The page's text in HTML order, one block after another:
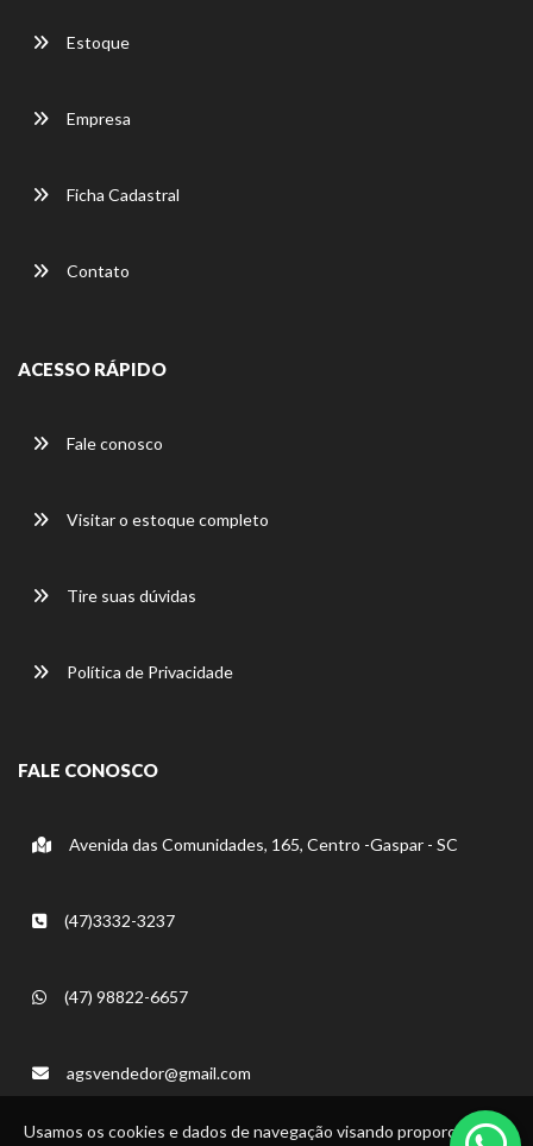
Usamos os cookies e dados de navegação visando proporcionar
Estoque
Empresa
Ficha Cadastral
Contato
ACESSO RÁPIDO
Fale conosco
Visitar o estoque completo
Tire suas dúvidas
Política de Privacidade
FALE CONOSCO
Avenida das Comunidades, 165, Centro -Gaspar - SC
(47)3332-3237
(47) 98822-6657
agsvendedor@gmail.com